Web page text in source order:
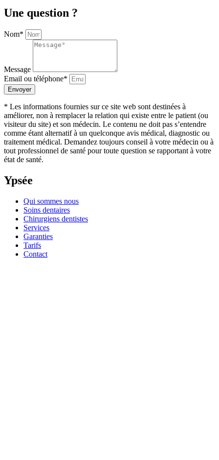
Une question ?
Nom*
Message
Email ou téléphone*
Envoyer
* Les informations fournies sur ce site web sont destinées à
améliorer, non à remplacer la relation qui existe entre le patient (ou
visiteur du site) et son médecin. Le contenu ne doit pas s’entendre
comme étant alternatif à un quelconque avis médical, diagnostic ou
traitement médical. Demandez toujours conseil à votre médecin ou à
tout professionnel de santé pour toute question se rapportant à votre
état de santé.
Ypsée
Qui sommes nous
Soins dentaires
Chirurgiens dentistes
Services
Garanties
Tarifs
Contact